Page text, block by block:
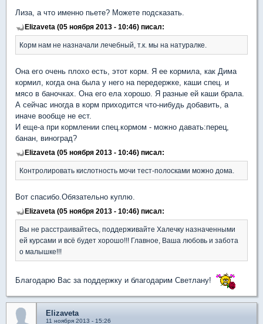
Лиза, а что именно пьете? Можете подсказать.
Elizaveta (05 ноября 2013 - 10:46) писал:
Корм нам не назначали лечебный, т.к. мы на натуралке.
Она его очень плохо есть, этот корм. Я ее кормила, как Дима
кормил, когда она была у него на передержке, каши спец. и
мясо в баночках. Она его ела хорошо. Я разные ей каши брала.
А сейчас иногда в корм приходится что-нибудь добавить, а
иначе вообще не ест.
И еще-а при кормлении спец.кормом - можно давать:перец,
банан, виноград?
Elizaveta (05 ноября 2013 - 10:46) писал:
Контролировать кислотность мочи тест-полосками можно дома.
Вот спасибо.Обязательно куплю.
Elizaveta (05 ноября 2013 - 10:46) писал:
Вы не расстраивайтесь, поддерживайте Халечку назначенными
ей курсами и всё будет хорошо!!! Главное, Ваша любовь и забота
о малышке!!!
Благодарю Вас за поддержку и благодарим Светлану!
Elizaveta
11 ноября 2013 - 15:26